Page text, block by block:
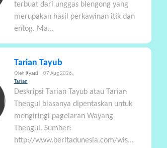
terbuat dari unggas blengong yang
merupakan hasil perkawinan itik dan
entog. Ma...
Tarian Tayub
Oleh Kyas1
| 07 Aug 2026.
Tarian
Deskripsi Tarian Tayub atau Tarian
Thengul biasanya dipentaskan untuk
mengiringi pagelaran Wayang
Thengul. Sumber:
http://www.beritadunesia.com/wis...